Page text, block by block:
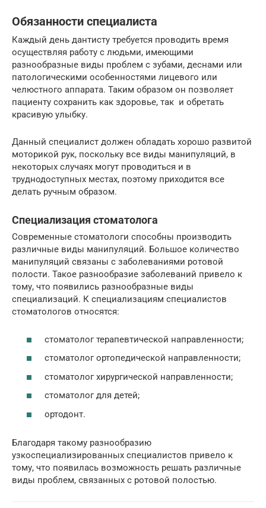
Обязанности специалиста
Каждый день дантисту требуется проводить время
осуществляя работу с людьми, имеющими
разнообразные виды проблем с зубами, деснами или
патологическими особенностями лицевого или
челюстного аппарата. Таким образом он позволяет
пациенту сохранить как здоровье, так и обретать
красивую улыбку.
Данный специалист должен обладать хорошо развитой
моторикой рук, поскольку все виды манипуляций, в
некоторых случаях могут проводиться и в
труднодоступных местах, поэтому приходится все
делать ручным образом.
Специализация стоматолога
Современные стоматологи способны производить
различные виды манипуляций. Большое количество
манипуляций связаны с заболеваниями ротовой
полости. Такое разнообразие заболеваний привело к
тому, что появились разнообразные виды
специализаций. К специализациям специалистов
стоматологов относятся:
стоматолог терапевтической направленности;
стоматолог ортопедической направленности;
стоматолог хирургической направленности;
стоматолог для детей;
ортодонт.
Благодаря такому разнообразию
узкоспециализированных специалистов привело к
тому, что появилась возможность решать различные
виды проблем, связанных с ротовой полостью.